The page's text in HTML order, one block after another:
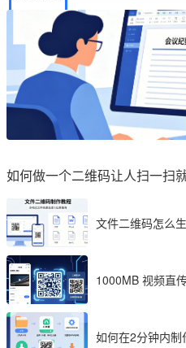
如何做一个二维码让人扫一扫
文件二维码怎么
1000MB 视频直
如何在2分钟内